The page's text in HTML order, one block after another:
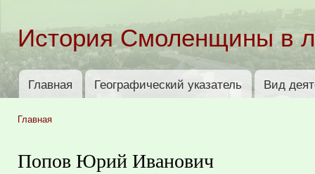
История Смоленщины в
Главное меню
Главная Географический указатель Вид
Главная
Попов Юрий Иванович